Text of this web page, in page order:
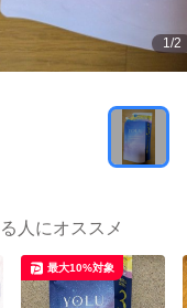
1/2
人にオススメ
最大10%対象